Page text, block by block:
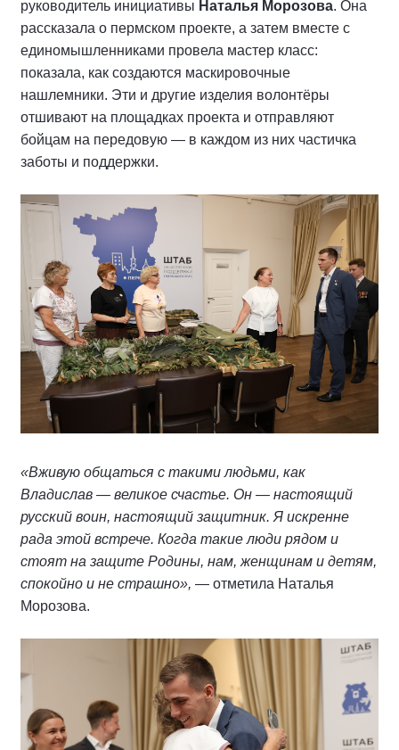
руководитель инициативы Наталья Морозова. Она
рассказала о пермском проекте, а затем вместе с
единомышленниками провела мастер класс:
показала, как создаются маскировочные
нашлемники. Эти и другие изделия волонтёры
отшивают на площадках проекта и отправляют
бойцам на передовую — в каждом из них частичка
заботы и поддержки.
«Вживую общаться с такими людьми, как
Владислав — великое счастье. Он — настоящий
русский воин, настоящий защитник. Я искренне
рада этой встрече. Когда такие люди рядом и
стоят на защите Родины, нам, женщинам и детям,
спокойно и не страшно», — отметила Наталья
Морозова.